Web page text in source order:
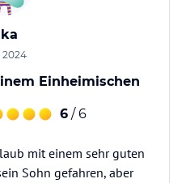
2024
Einheimischen
6 / 6
mit einem sehr guten
Sohn gefahren, aber